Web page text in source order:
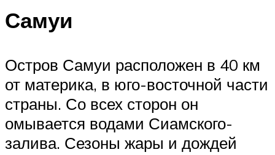
Самуи
Остров Самуи расположен в 40 км
от материка, в юго-восточной части
страны. Со всех сторон он
омывается водами Сиамского-
залива. Сезоны жары и дождей